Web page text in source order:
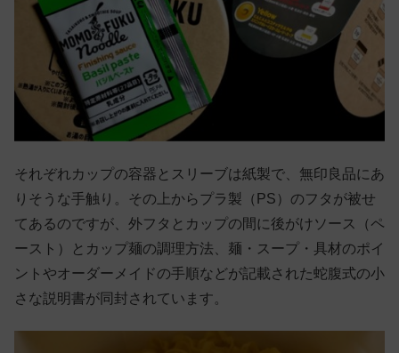
それぞれカップの容器とスリーブは紙製で、無印良品にあ
りそうな手触り。その上からプラ製（PS）のフタが被せ
てあるのですが、外フタとカップの間に後がけソース（ペ
ースト）とカップ麺の調理方法、麺・スープ・具材のポイ
ントやオーダーメイドの手順などが記載された蛇腹式の小
さな説明書が同封されています。